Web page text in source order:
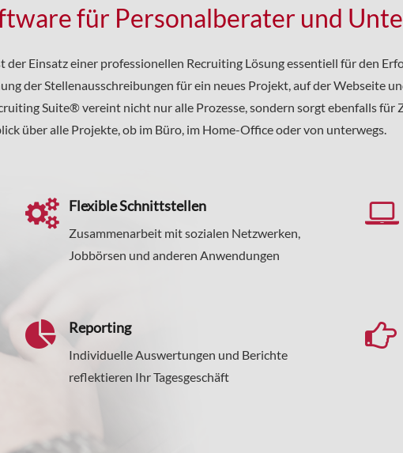
für Personalberater und
der Einsatz einer professionellen Recruiting Lösung essentiell für den
der Stellenausschreibungen für ein neues Projekt, auf der Webseite
Suite® vereint nicht nur alle Prozesse, sondern sorgt ebenfalls
über alle Projekte, ob im Büro, im Home-Office oder von unterwegs.
Flexible Schnittstellen
Zusammenarbeit mit sozialen Netzwerken,
Jobbörsen und anderen Anwendungen
Reporting
Individuelle Auswertungen und Berichte
reflektieren Ihr Tagesgeschäft